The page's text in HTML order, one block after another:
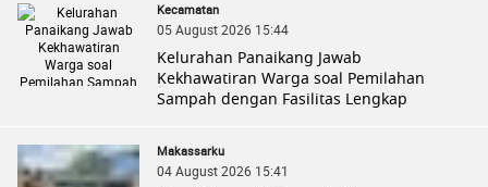
Kecamatan
05 August 2026 15:44
Kelurahan Panaikang Jawab
Kekhawatiran Warga soal Pemilahan
Sampah dengan Fasilitas Lengkap
Makassarku
04 August 2026 15:41